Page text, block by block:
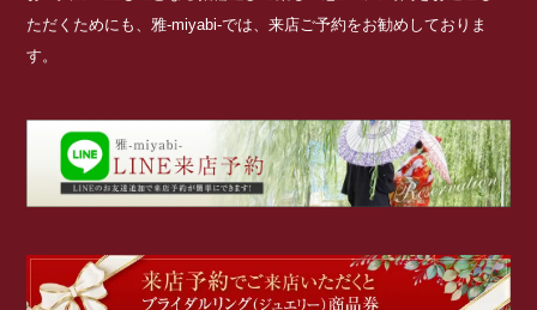
ただくためにも、雅-miyabi-では、来店ご予約をお勧めしておりま
す。